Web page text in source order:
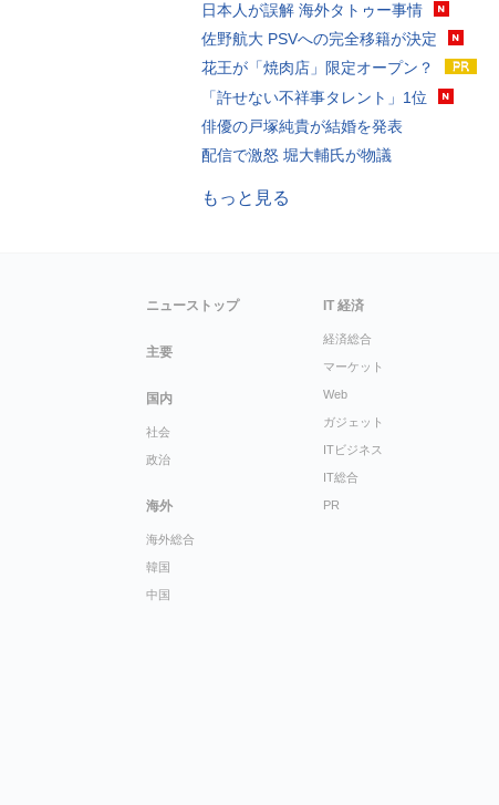
日本人が誤解 海外タトゥー事情
佐野航大 PSVへの完全移籍が決定
花王が「焼肉店」限定オープン？
「許せない不祥事タレント」1位
俳優の戸塚純貴が結婚を発表
配信で激怒 堀大輔氏が物議
もっと見る
ニューストップ
主要
国内
社会
政治
海外
海外総合
韓国
中国
IT 経済
経済総合
マーケット
Web
ガジェット
ITビジネス
IT総合
PR